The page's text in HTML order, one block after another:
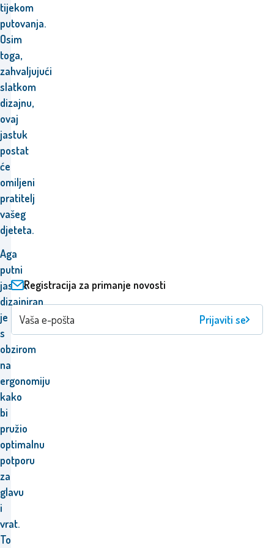
tijekom
putovanja.
Osim
toga,
zahvaljujući
slatkom
dizajnu,
ovaj
jastuk
postat
će
omiljeni
pratitelj
vašeg
djeteta.
Aga
putni
jastuk
dizajniran
je
s
obzirom
na
ergonomiju
kako
bi
pružio
optimalnu
potporu
za
glavu
i
vrat.
To
Registracija za primanje novosti
Prijaviti se